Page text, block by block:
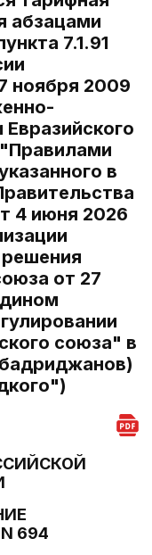
абзацами
7.1.91
ноября 2009
в
4 июня 2026
решения
от 27
союза" в
694